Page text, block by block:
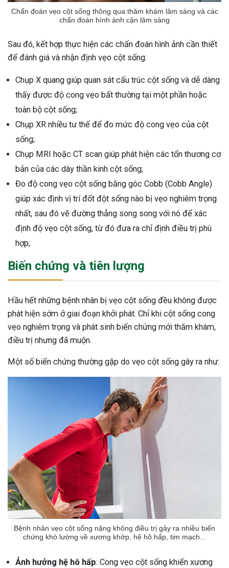
Chẩn đoán vẹo cột sống thông qua thăm khám lâm sàng và các
chẩn đoán hình ảnh cận lâm sàng
Sau đó, kết hợp thực hiện các chẩn đoán hình ảnh cần thiết
để đánh giá và nhận định vẹo cột sống:
Chụp X quang giúp quan sát cấu trúc cột sống và dễ dàng
thấy được độ cong vẹo bất thường tại một phần hoặc
toàn bộ cột sống;
Chụp XR nhiều tư thế để đo mức độ cong vẹo của cột
sống;
Chụp MRI hoặc CT scan giúp phát hiện các tổn thương cơ
bản của các dây thần kinh cột sống;
Đo độ cong vẹo cột sống bằng góc Cobb (Cobb Angle)
giúp xác định vị trí đốt đột sống nào bị vẹo nghiêm trọng
nhất, sau đó vẽ đường thẳng song song với nó để xác
định độ vẹo cột sống, từ đó đưa ra chỉ định điều trị phù
hợp;
Biến chứng và tiên lượng
Hầu hết những bệnh nhân bị vẹo cột sống đều không được
phát hiện sớm ở giai đoạn khởi phát. Chỉ khi cột sống cong
vẹo nghiêm trọng và phát sinh biến chứng mới thăm khám,
điều trị nhưng đã muộn.
Một số biến chứng thường gặp do vẹo cột sống gây ra như:
Bệnh nhân vẹo cột sống nặng không điều trị gây ra nhiều biến
chứng khó lường về xương khớp, hệ hô hấp, tim mạch...
Ảnh hưởng hệ hô hấp: Cong vẹo cột sống khiến xương